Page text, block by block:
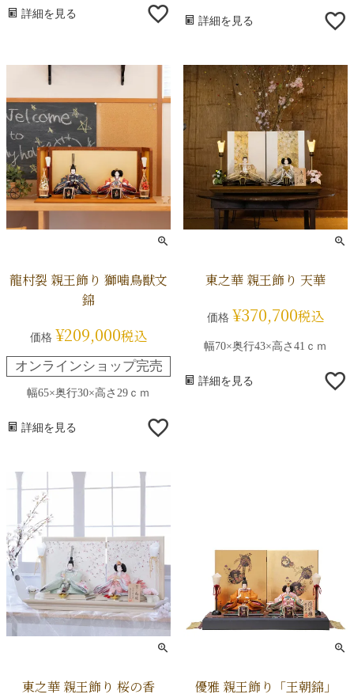
詳細を見る
詳細を見る
龍村裂 親王飾り 獅噛鳥獣文
錦
価格 ¥209,000税込
オンラインショップ完売
幅65×奥行30×高さ29ｃｍ
詳細を見る
東之華 親王飾り 天華
価格 ¥370,700税込
幅70×奥行43×高さ41ｃｍ
詳細を見る
東之華 親王飾り 桜の香 優雅 親王飾り「王朝錦」